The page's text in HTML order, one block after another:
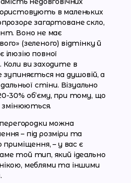
в маленьких
загартоване скло,
Воно не має
(зеленого) відтінку й
повної
Коли ви заходите в
на душовій, а
стіни. Візуально
30% об’єму, при тому, що
змінюються.
перегородки можна
– під розміри та
приміщення, – у вас є
той тип, який ідеально
меблями та іншими